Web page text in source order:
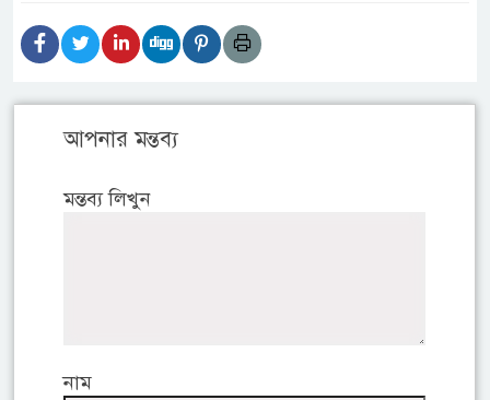
আপনার মন্তব্য
মন্তব্য লিখুন
নাম